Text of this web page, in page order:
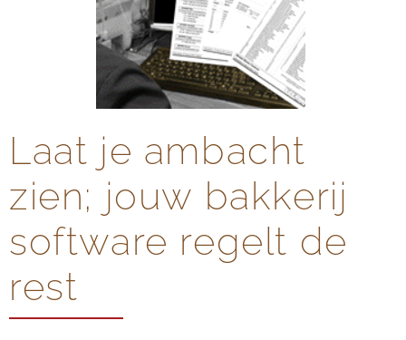
Laat je ambacht
zien; jouw bakkerij
software regelt de
rest